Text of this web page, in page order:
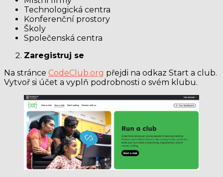
Technologická centra
Konferenční prostory
Školy
Společenská centra
Zaregistruj se
Na stránce CodeClub.org přejdi na odkaz Start a club.
Vytvoř si účet a vyplň podrobnosti o svém klubu.